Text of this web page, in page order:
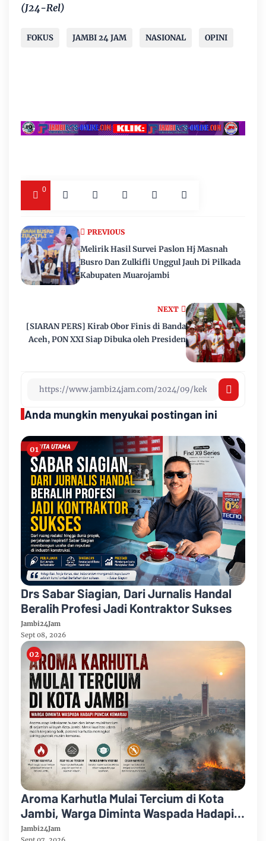
(J24-Rel)
FOKUS JAMBI 24 JAM NASIONAL OPINI
0
NEXT
[SIARAN PERS] Kirab Obor Finis di Banda
Aceh, PON XXI Siap Dibuka oleh Presiden
PREVIOUS
Melirik Hasil Survei Paslon Hj Masnah
Busro Dan Zulkifli Unggul Jauh Di Pilkada
Kabupaten Muarojambi
Anda mungkin menyukai postingan ini
Drs Sabar Siagian, Dari Jurnalis Handal
Beralih Profesi Jadi Kontraktor Sukses
Jambi24Jam
Sept 08, 2026
Aroma Karhutla Mulai Tercium di Kota
Jambi, Warga Diminta Waspada Hadapi
Puncak Kemarau
Jambi24Jam